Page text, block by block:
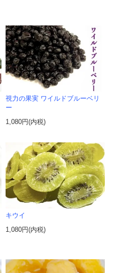
視力の果実 ワイルドブルーベリ
ー
1,080円(内税)
キウイ
1,080円(内税)